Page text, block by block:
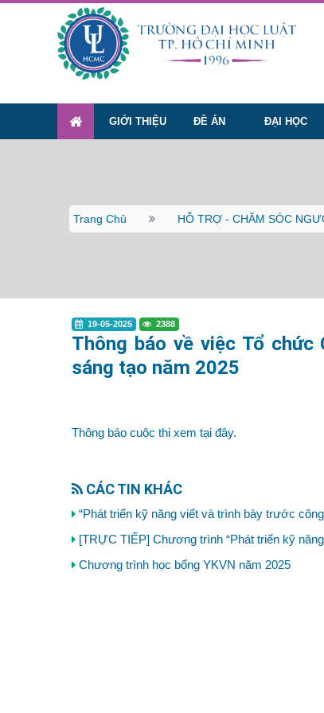
GIỚI THIỆU ĐỀ ÁN ĐẠI HỌC
Trang Chủ HỖ TRỢ - CHĂM SÓC
19-05-2025 2388
Thông báo về việc Tổ
sáng tạo năm 2025
Thông báo cuộc thi xem tại đây.
CÁC TIN KHÁC
“Phát triển kỹ năng viết và trình bày trước
[TRỰC TIẾP] Chương trình “Phát triển kỹ
Chương trình học bổng YKVN năm 2025